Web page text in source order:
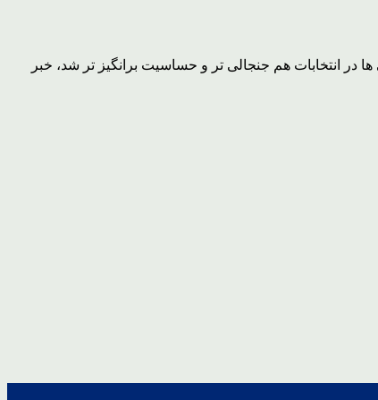
از مناقشات پیرامون تخلفات گسترده دولتی ها در انتخابات هم جنجالی تر و حساسیت برانگیز تر شد، خبر